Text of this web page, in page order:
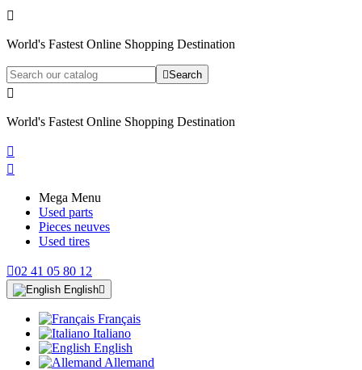

World's Fastest Online Shopping Destination
Search

World's Fastest Online Shopping Destination


Mega Menu
Used parts
Pieces neuves
Used tires
02 41 05 80 12
English
Français
Italiano
English
Allemand